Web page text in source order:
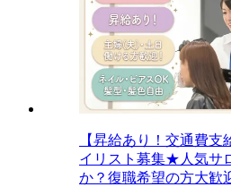
【昇給あり！交通費
イリスト募集★人気サ
か？復職希望の方大歓